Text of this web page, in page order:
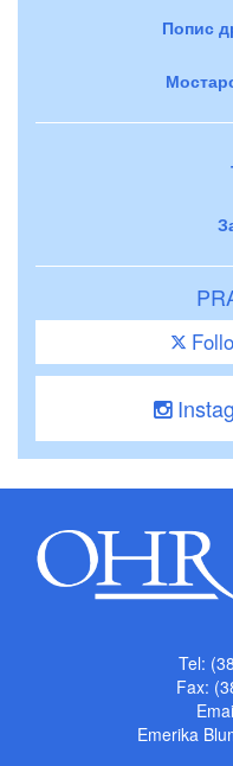
Попис
Tel:
Fax:
Emerika